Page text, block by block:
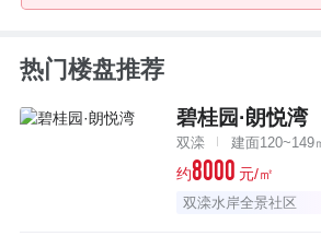
热门楼盘推荐
碧桂园·朗悦湾
双滦 建面120~149
约8000 元/㎡
双滦水岸全景社区